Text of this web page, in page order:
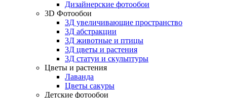
Дизайнерские фотообои
3D Фотообои
3Д увеличивающие пространство
3Д абстракции
3Д животные и птицы
3Д цветы и растения
3Д статуи и скульптуры
Цветы и растения
Лаванда
Цветы сакуры
Детские фотообои